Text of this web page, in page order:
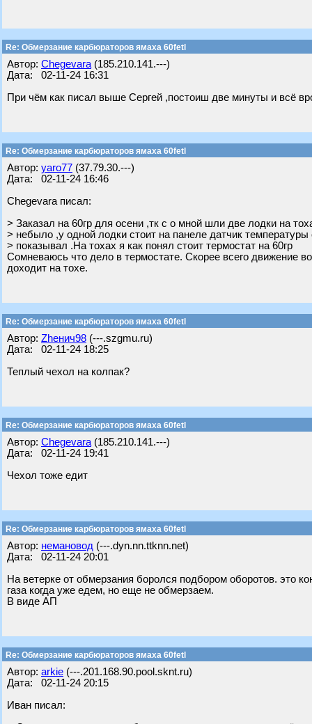
Re: Обмерзание карбюраторов ямаха 60fetl
Автор: Chegevara (185.210.141.---)
Дата: 02-11-24 16:31
При чём как писал выше Сергей ,постоиш две минуты и всё
Re: Обмерзание карбюраторов ямаха 60fetl
Автор: yaro77 (37.79.30.---)
Дата: 02-11-24 16:46
Chegevara писал:
> Заказал на 60гр для осени ,тк с о мной шли две лодки на
> небыло ,у одной лодки стоит на панеле датчик
> показывал .На тохах я как понял стоит термостат на 60гр
Сомневаюсь что дело в термостате. Скорее всего движение
доходит на тохе.
Re: Обмерзание карбюраторов ямаха 60fetl
Автор: Zhенич98 (---.szgmu.ru)
Дата: 02-11-24 18:25
Теплый чехол на колпак?
Re: Обмерзание карбюраторов ямаха 60fetl
Автор: Chegevara (185.210.141.---)
Дата: 02-11-24 19:41
Чехол тоже едит
Re: Обмерзание карбюраторов ямаха 60fetl
Автор: немановод (---.dyn.nn.ttknn.net)
Дата: 02-11-24 20:01
На ветерке от обмерзания боролся подбором оборотов. это
газа когда уже едем, но еще не обмерзаем.
В виде АП
Re: Обмерзание карбюраторов ямаха 60fetl
Автор: arkie (---.201.168.90.pool.sknt.ru)
Дата: 02-11-24 20:15
Иван писал: